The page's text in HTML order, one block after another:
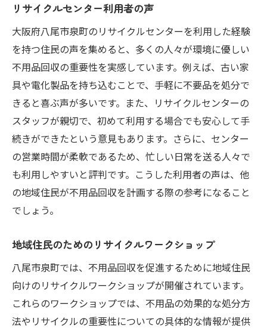
リサイクルセンター利用者の声
大阪府八尾市泉町のリサイクルセンターを利用した経験
を持つ住民の声を集めると、多くの人々が環境に優しい
不用品回収の重要性を実感しています。例えば、古い家
具や電化製品を持ち込むことで、手軽に不要品を処分で
きると喜ぶ声が多いです。また、リサイクルセンターの
スタッフが親切で、初めて利用する場合でも安心して手
続きができたという意見もあります。さらに、センター
の営業時間が柔軟であるため、忙しい日常を送る人々で
も利用しやすいと評判です。こうした利用者の声は、他
の地域住民が不用品回収を計画する際の参考になること
でしょう。
地域住民のためのリサイクルワークショップ
八尾市泉町では、不用品回収を促進するために地域住民
向けのリサイクルワークショップが開催されています。
これらのワークショップでは、不用品の効果的な処分方
法やリサイクルの重要性についての具体的な情報が提供